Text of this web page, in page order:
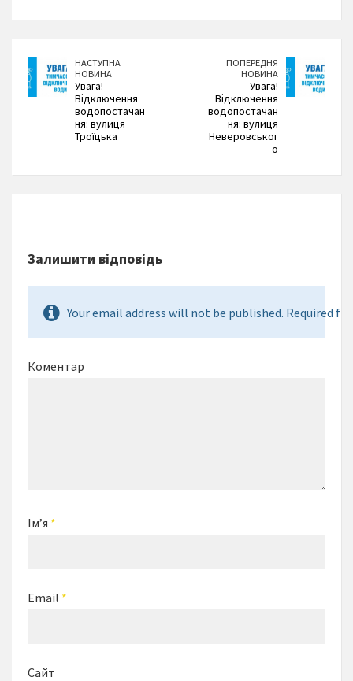
НАСТУПНА
НОВИНА
Увага!
Відключення
водопостачан
ня: вулиця
Троїцька
ПОПЕРЕДНЯ
НОВИНА
Увага!
Відключення
водопостачан
ня: вулиця
Неверовськог
о
Залишити відповідь
Your email address will not be published. Required
Коментар
Ім’я *
Email *
Сайт